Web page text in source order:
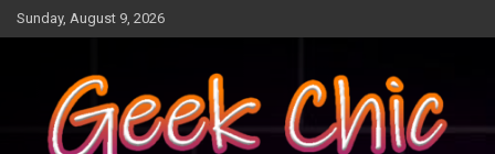
Skip
to
Sunday, August 9, 2026